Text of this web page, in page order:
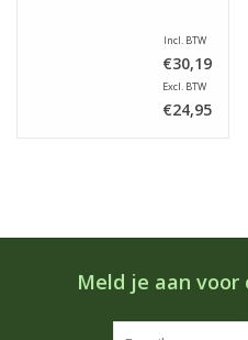
Incl. BTW
€30,19
Excl. BTW
€24,95
Meld je aan voor